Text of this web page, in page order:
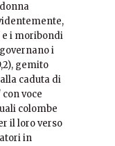
e i moribondi
i
gemito
caduta di
voce
colombe
il loro verso
in